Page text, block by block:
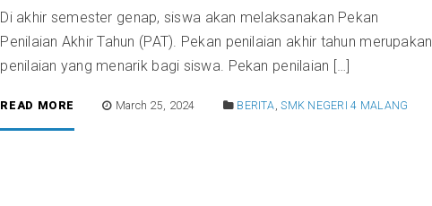
Di akhir semester genap, siswa akan melaksanakan Pekan
Penilaian Akhir Tahun (PAT). Pekan penilaian akhir tahun merupakan
penilaian yang menarik bagi siswa. Pekan penilaian […]
READ MORE March 25, 2024 BERITA ,SMK NEGERI 4 MALANG